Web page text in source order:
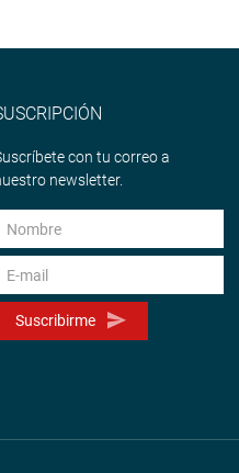
con tu correo a
newsletter.
Suscribirme